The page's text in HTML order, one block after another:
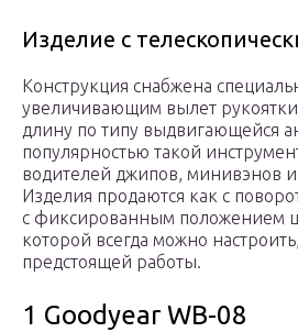
Изделие с
Конструкция снабжена
увеличивающим вылет
длину по типу выдвигающейся
популярностью такой
водителей джипов, минивэнов
Изделия продаются как с
с фиксированным положением
которой всегда можно
предстоящей работы.
1 Goodyear WB-08